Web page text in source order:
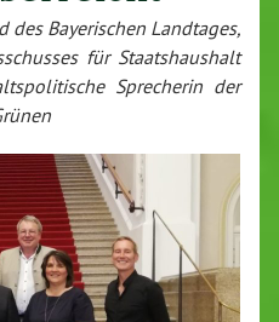
des Bayerischen Landtages,
für Staatshaushalt
Sprecherin der